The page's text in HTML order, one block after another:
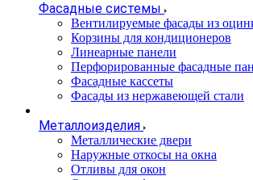
Фасадные системы
Вентилируемые фасады из
Корзины для кондиционеров
Линеарные панели
Перфорированные фасадные
Фасадные кассеты
Фасады из нержавеющей стали
Металлоизделия
Металлические двери
Наружные откосы на окна
Отливы для окон